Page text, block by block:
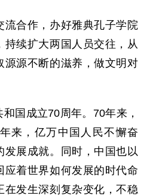
合作，办好雅典孔子学院
持续扩大两国人员交往，从
源源不断的滋养，做文明对
成立70周年。70年来，
来，亿万中国人民不懈奋
发展成就。同时，中国也以
应着世界如何发展的时代命
在发生深刻复杂变化，不稳